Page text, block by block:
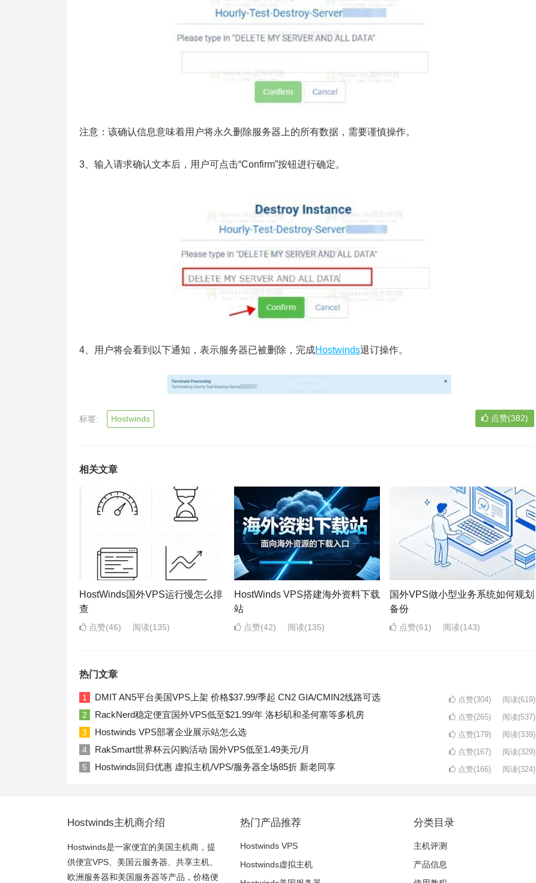
注意：该确认信息意味着用户将永久删除服务器上的所有数据，需要谨慎操作。
3、输入请求确认文本后，用户可点击“Confirm”按钮进行确定。
4、用户将会看到以下通知，表示服务器已被删除，完成Hostwinds退订操作。
标签: Hostwinds 点赞(382)
相关文章
HostWinds国外VPS运行慢怎么排
查
点赞(46) 阅读(135)
HostWinds VPS搭建海外资料下载
站
点赞(42) 阅读(135)
国外VPS做小型业务系统如何规划
备份
点赞(61) 阅读(143)
热门文章
1 DMIT AN5平台美国VPS上架 价格$37.99/季起 CN2 GIA/CMIN2线路可选 点赞(304) 阅读(619)
2 RackNerd稳定便宜国外VPS低至$21.99/年 洛杉矶和圣何塞等多机房 点赞(265) 阅读(537)
3 Hostwinds VPS部署企业展示站怎么选 点赞(179) 阅读(339)
4 RakSmart世界杯云闪购活动 国外VPS低至1.49美元/月 点赞(167) 阅读(329)
5 Hostwinds回归优惠 虚拟主机/VPS/服务器全场85折 新老同享 点赞(166) 阅读(324)
Hostwinds主机商介绍
Hostwinds是一家便宜的美国主机商，提
供便宜VPS、美国云服务器、共享主机、
欧洲服务器和美国服务器等产品，价格便
热门产品推荐
Hostwinds VPS
Hostwinds虚拟主机
分类目录
主机评测
产品信息